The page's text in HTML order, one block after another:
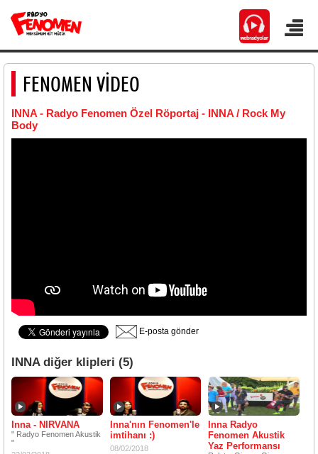
FENOMEN VİDEO
INNA - Radyo Fenomen Özel Röportaj - INNA / Rock My
Body
E-posta gönder
INNA diğer klipleri (5)
Inna - NIRVANA
" Radyo Fenomen Akustik
"
Inna'nın Fenomen'le
imtihanı :)
08/02/2018
Inna Radyo
Fenomen Akustik
Yaz Performansı